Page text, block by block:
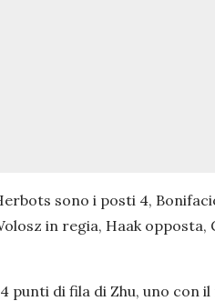
sono i posti 4,
in regia, Haak
di fila di Zhu, uno con